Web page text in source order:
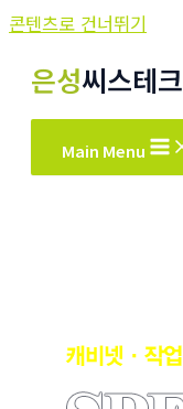
콘텐츠로 건너뛰기
은성씨스테크
Main Menu